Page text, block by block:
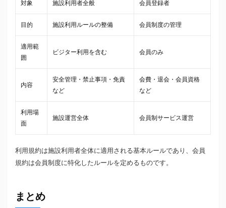
対象 施設利用者全般 会員登録者
目的 施設利用ルールの整備 会員制度の管理
適用範
囲
ビジター利用を含む 会員のみ
内容
安全管理・禁止事項・免責
など
会費・退会・会員資格
など
利用場
面
施設運営全体 会員制サービス運営
利用規約は施設利用者全体に適用される基本ルールであり、会員
規約は会員制度に特化したルールを定めるものです。
まとめ